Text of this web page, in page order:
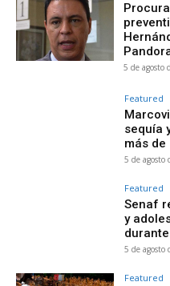
Pandora
5 de agosto
Featured
sequía
más
5 de agosto
Featured
Senaf
y
5 de agosto
Featured